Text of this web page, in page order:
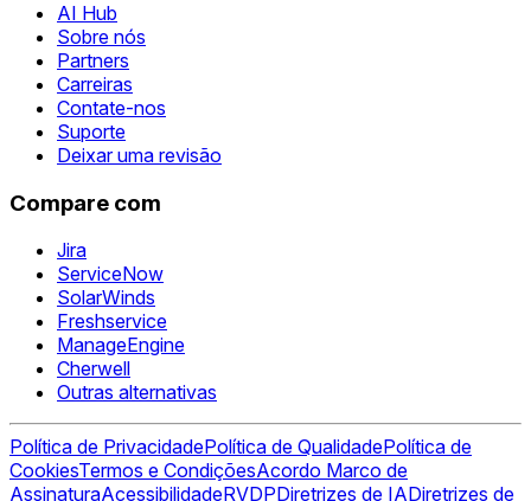
AI Hub
Sobre nós
Partners
Carreiras
Contate-nos
Suporte
Deixar uma revisão
Compare com
Jira
ServiceNow
SolarWinds
Freshservice
ManageEngine
Cherwell
Outras alternativas
Política de PrivacidadePolítica de QualidadePolítica de
CookiesTermos e CondiçõesAcordo Marco de
AssinaturaAcessibilidadeRVDPDiretrizes de IADiretrizes de